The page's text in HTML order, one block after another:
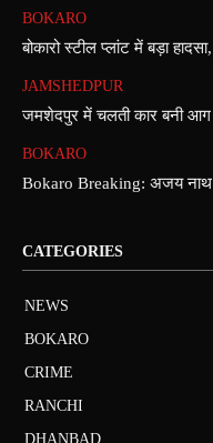
BOKARO
बोकारो स्टील प्लांट में बड़ा
JAMSHEDPUR
जमशेदपुर में चलती कार बनी आग
BOKARO
Bokaro Breaking: अजय नाथ
CATEGORIES
NEWS
BOKARO
CRIME
RANCHI
DHANBAD